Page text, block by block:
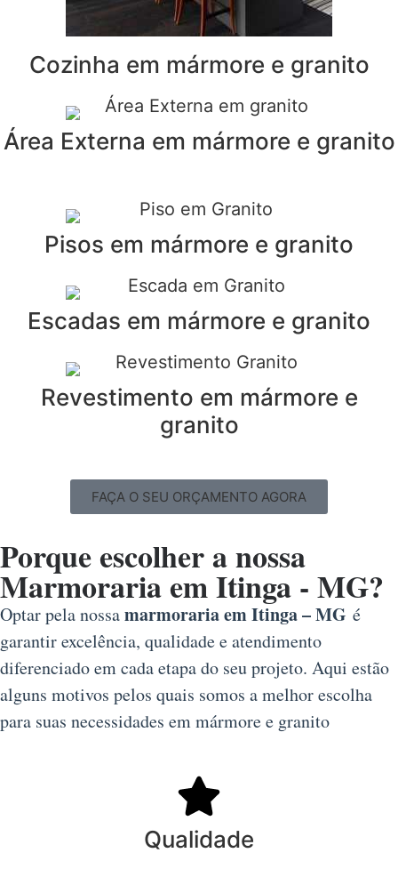
Cozinha em mármore e granito
Área Externa em mármore e granito
Pisos em mármore e granito
Escadas em mármore e granito
Revestimento em mármore e
granito
FAÇA O SEU ORÇAMENTO AGORA
Porque escolher a nossa
Marmoraria em Itinga - MG?
Optar pela nossamarmoraria em Itinga – MG é
garantir excelência, qualidade e atendimento
diferenciado em cada etapa do seu projeto. Aqui estão
alguns motivos pelos quais somos a melhor escolha
para suas necessidades em mármore e granito
Qualidade